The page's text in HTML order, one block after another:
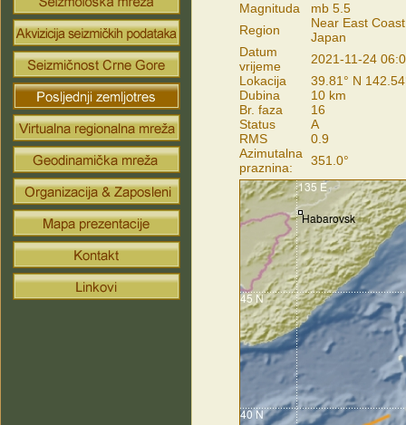
Magnituda
mb 5.5
Region
Near East
Japan
Datum
vrijeme
2021-11-24
Lokacija
39.81° N
Dubina
10 km
Br. faza
16
Status
A
RMS
0.9
Azimutalna
praznina:
351.0°